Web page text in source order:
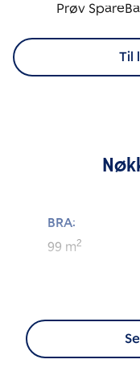
Prøv
Til
BRA:
99 m2